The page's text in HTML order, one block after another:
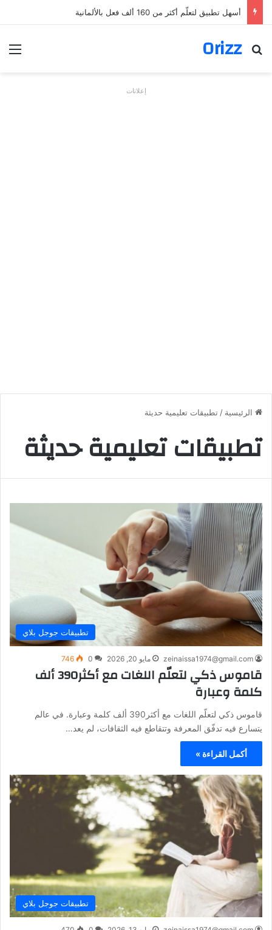
أسهل تطبيق لتعلّم أكثر من 160 ألف فعل بالألمانية
Orizz
بحث عن
إعلانات
الرئيسية / تطبيقات تعليمية حديثة
تطبيقات تعليمية حديثة
تطبيقات جوجل بلاي
zeinaissa1974@gmail.com مايو 20, 2026 0
746
قاموس ذكي لتعلّم اللغات مع أكثر390 ألف
كلمة وعبارة
قاموس ذكي لتعلّم اللغات مع أكثر390 ألف كلمة وعبارة. في عالم
يتسارع فيه تدفّق المعرفة وتتقاطع فيه الثقافات، لم يعد…
أكمل القراءة »
تطبيقات جوجل بلاي